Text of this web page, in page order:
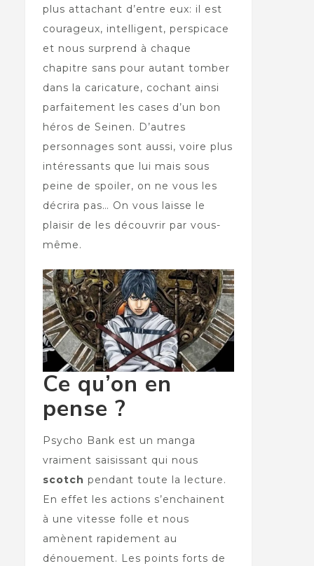
plus attachant d’entre eux: il est
courageux, intelligent, perspicace
et nous surprend à chaque
chapitre sans pour autant tomber
dans la caricature, cochant ainsi
parfaitement les cases d’un bon
héros de Seinen. D’autres
personnages sont aussi, voire plus
intéressants que lui mais sous
peine de spoiler, on ne vous les
décrira pas… On vous laisse le
plaisir de les découvrir par vous-
même.
Ce qu’on en
pense ?
Psycho Bank est un manga
vraiment saisissant qui nous
scotch pendant toute la lecture.
En effet les actions s’enchainent
à une vitesse folle et nous
amènent rapidement au
dénouement. Les points forts de